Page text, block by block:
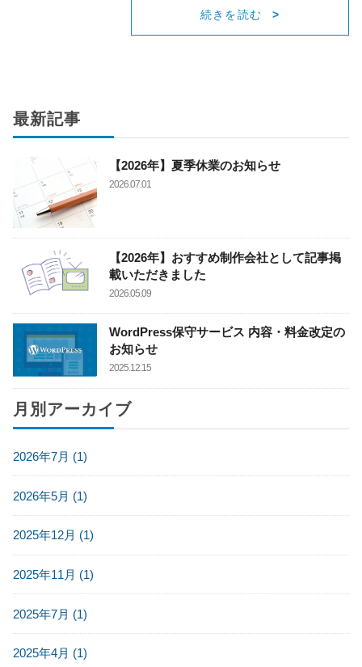
続きを読む
最新記事
【2026年】夏季休業のお知らせ
2026.07.01
【2026年】おすすめ制作会社として記事掲
載いただきました
2026.05.09
WordPress保守サービス 内容・料金改定の
お知らせ
2025.12.15
月別アーカイブ
2026年7月 (1)
2026年5月 (1)
2025年12月 (1)
2025年11月 (1)
2025年7月 (1)
2025年4月 (1)